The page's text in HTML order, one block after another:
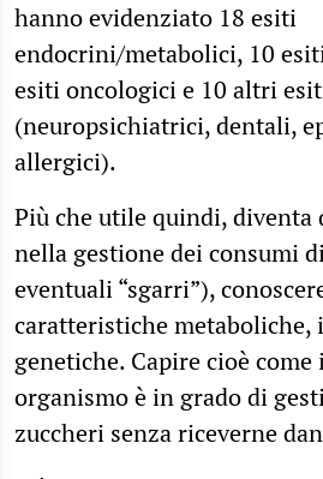
hanno evidenziato 18 esiti
endocrini/metabolici, 10
esiti oncologici e 10 altri
(neuropsichiatrici, dentali,
allergici).
Più che utile quindi, diventa
nella gestione dei consumi
eventuali “sgarri”),
caratteristiche metaboliche,
genetiche. Capire cioè
organismo è in grado di
zuccheri senza riceverne